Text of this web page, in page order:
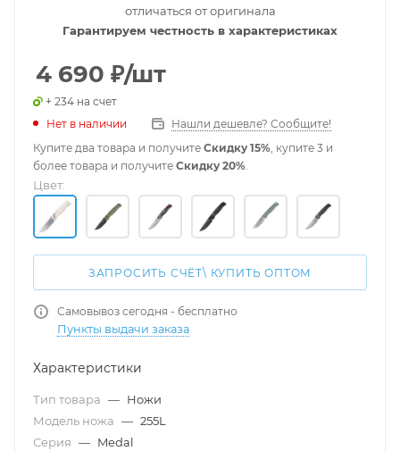
отличаться от оригинала
Гарантируем честность в характеристиках
4 690 ₽/шт
+ 234 на счет
Нет в наличии
Нашли дешевле? Сообщите!
Купите два товара и получите Скидку 15%, купите 3 и
более товара и получите Скидку 20%.
Цвет:
ЗАПРОСИТЬ СЧЁТ\ КУПИТЬ ОПТОМ
Самовывоз сегодня - бесплатно
Пункты выдачи заказа
Характеристики
Тип товара — Ножи
Модель ножа — 255L
Серия — Medal